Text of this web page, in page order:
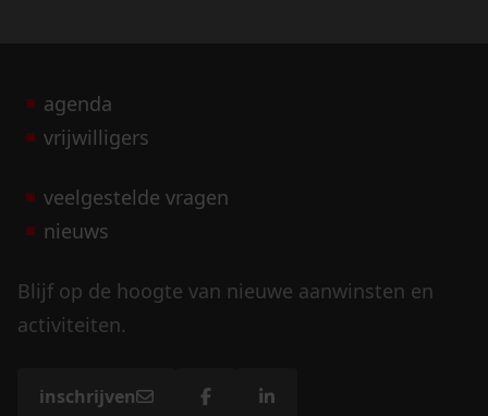
agenda
vrijwilligers
veelgestelde vragen
nieuws
Blijf op de hoogte van nieuwe aanwinsten en
activiteiten.
inschrijven